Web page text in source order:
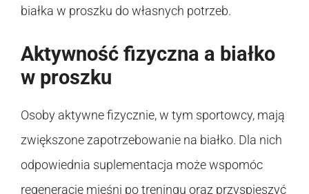
białka w proszku do własnych potrzeb.
Aktywność fizyczna a białko
w proszku
Osoby aktywne fizycznie, w tym sportowcy, mają
zwiększone zapotrzebowanie na białko. Dla nich
odpowiednia suplementacja może wspomóc
regenerację mięśni po treningu oraz przyspieszyć